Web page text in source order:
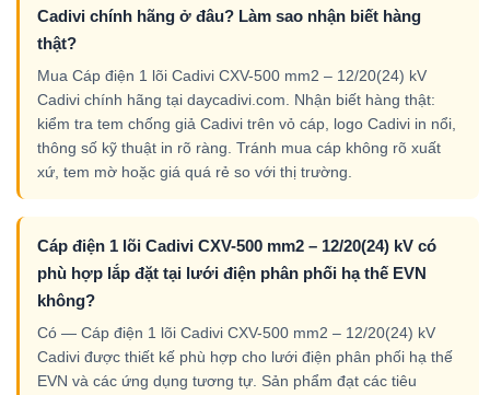
Cadivi chính hãng ở đâu? Làm sao nhận biết hàng
thật?
Mua Cáp điện 1 lõi Cadivi CXV-500 mm2 – 12/20(24) kV
Cadivi chính hãng tại daycadivi.com. Nhận biết hàng thật:
kiểm tra tem chống giả Cadivi trên vỏ cáp, logo Cadivi in nổi,
thông số kỹ thuật in rõ ràng. Tránh mua cáp không rõ xuất
xứ, tem mờ hoặc giá quá rẻ so với thị trường.
Cáp điện 1 lõi Cadivi CXV-500 mm2 – 12/20(24) kV có
phù hợp lắp đặt tại lưới điện phân phối hạ thế EVN
không?
Có — Cáp điện 1 lõi Cadivi CXV-500 mm2 – 12/20(24) kV
Cadivi được thiết kế phù hợp cho lưới điện phân phối hạ thế
EVN và các ứng dụng tương tự. Sản phẩm đạt các tiêu